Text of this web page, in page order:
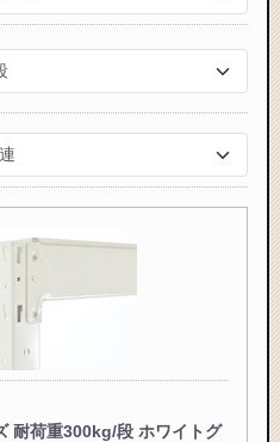
耐荷重300kg/段 ホワイトグ
トへ進む
積する
を続ける